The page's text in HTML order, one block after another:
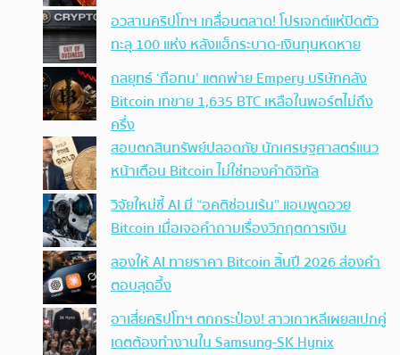
อวสานคริปโทฯ เกลื่อนตลาด! โปรเจกต์แห่ปิดตัว
ทะลุ 100 แห่ง หลังแฮ็กระบาด-เงินทุนหดหาย
กลยุทธ์ ‘ถือทน’ แตกพ่าย Empery บริษัทคลัง
Bitcoin เทขาย 1,635 BTC เหลือในพอร์ตไม่ถึง
ครึ่ง
สอบตกสินทรัพย์ปลอดภัย นักเศรษฐศาสตร์แนว
หน้าเตือน Bitcoin ไม่ใช่ทองคำดิจิทัล
วิจัยใหม่ชี้ AI มี “อคติซ่อนเร้น” แอบพูดอวย
Bitcoin เมื่อเจอคำถามเรื่องวิกฤตการเงิน
ลองให้ AI ทายราคา Bitcoin สิ้นปี 2026 ส่องคำ
ตอบสุดอึ้ง
อาเสี่ยคริปโทฯ ตกกระป๋อง! สาวเกาหลีเผยสเปกคู่
เดตต้องทำงานใน Samsung-SK Hynix